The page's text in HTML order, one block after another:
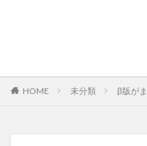
HOME 未分類 β版が